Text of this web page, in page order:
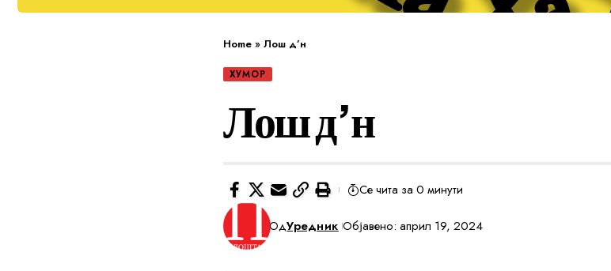
Home » Лош д’н
ХУМОР
Лош д’н
ОдУредник Објавено: април 19, 2024
Се чита за 0 минути